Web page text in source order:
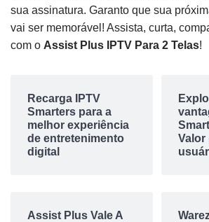
sua assinatura. Garanto que sua
vai ser memorável! Assista, curta,
com o Assist Plus IPTV Para 2 Telas!
Recarga IPTV
Smarters para a
melhor experiência
de entretenimento
digital
Valor
Assist Plus Vale A